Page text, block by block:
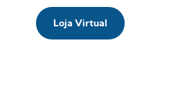
Loja Virtual